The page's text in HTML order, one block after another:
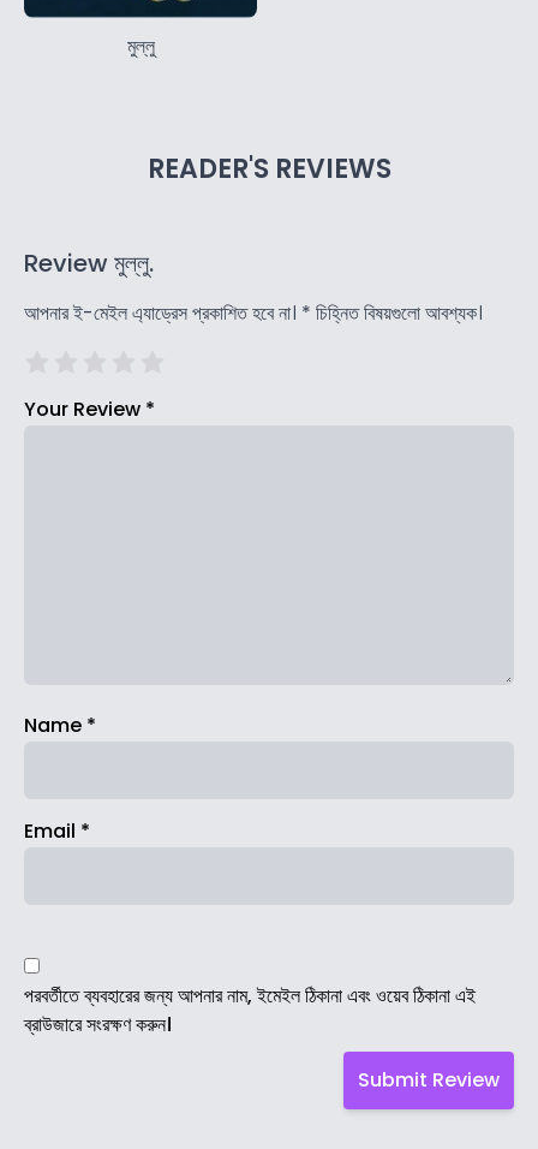
মুল্লু
READER'S REVIEWS
Review মুল্লু.
আপনার ই-মেইল এ্যাড্রেস প্রকাশিত হবে না। * চিহ্নিত বিষয়গুলো আবশ্যক।
Your Review *
Name *
Email *
পরবর্তীতে ব্যবহারের জন্য আপনার নাম, ইমেইল ঠিকানা এবং ওয়েব ঠিকানা এই
ব্রাউজারে সংরক্ষণ করুন।